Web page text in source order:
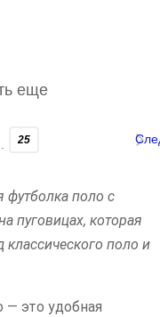
еще
25
футболка поло с
пуговицах, которая
классического поло и
— это удобная